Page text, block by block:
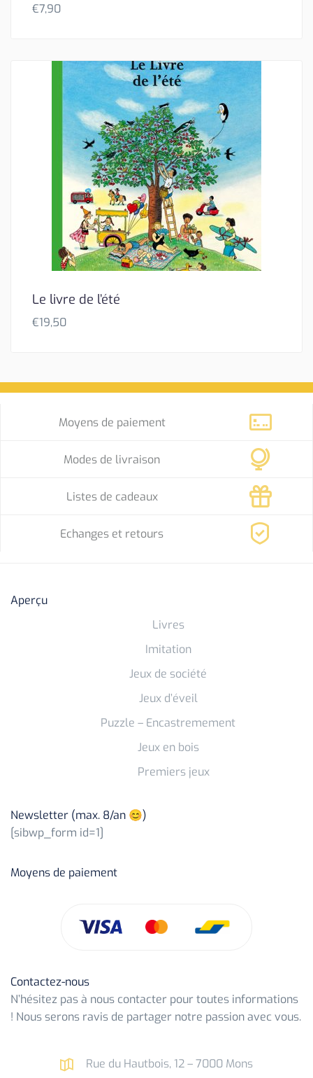
€7,90
Le livre de l’été
€19,50
Moyens de paiement
Modes de livraison
Listes de cadeaux
Echanges et retours
Aperçu
Livres
Imitation
Jeux de société
Jeux d’éveil
Puzzle – Encastremement
Jeux en bois
Premiers jeux
Newsletter (max. 8/an 😊)
[sibwp_form id=1]
Moyens de paiement
Contactez-nous
N’hésitez pas à nous contacter pour toutes informations
! Nous serons ravis de partager notre passion avec vous.
Rue du Hautbois, 12 – 7000 Mons